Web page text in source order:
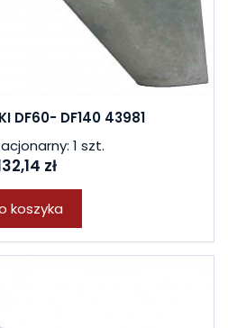
DF60- DF140 43981
1 szt.
zł
koszyka